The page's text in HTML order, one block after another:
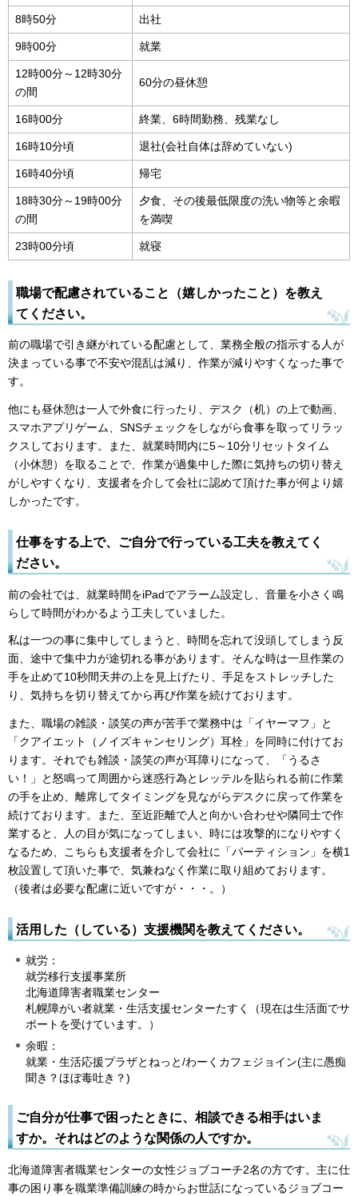
8時50分 出社
9時00分 就業
12時00分～12時30分
の間
60分の昼休憩
16時00分 終業、6時間勤務、残業なし
16時10分頃 退社(会社自体は辞めていない)
16時40分頃 帰宅
18時30分～19時00分
の間
夕食、その後最低限度の洗い物等と余暇
を満喫
23時00分頃 就寝
職場で配慮されていること（嬉しかったこと）を教え
てください。
前の職場で引き継がれている配慮として、業務全般の指示する人が
決まっている事で不安や混乱は減り、作業が減りやすくなった事で
す。
他にも昼休憩は一人で外食に行ったり、デスク（机）の上で動画、
スマホアプリゲーム、SNSチェックをしながら食事を取ってリラッ
クスしております。また、就業時間内に5～10分リセットタイム
（小休憩）を取ることで、作業が過集中した際に気持ちの切り替え
がしやすくなり、支援者を介して会社に認めて頂けた事が何より嬉
しかったです。
仕事をする上で、ご自分で行っている工夫を教えてく
ださい。
前の会社では、就業時間をiPadでアラーム設定し、音量を小さく鳴
らして時間がわかるよう工夫していました。
私は一つの事に集中してしまうと、時間を忘れて没頭してしまう反
面、途中で集中力が途切れる事があります。そんな時は一旦作業の
手を止めて10秒間天井の上を見上げたり、手足をストレッチした
り、気持ちを切り替えてから再び作業を続けております。
また、職場の雑談・談笑の声が苦手で業務中は「イヤーマフ」と
「クアイエット（ノイズキャンセリング）耳栓」を同時に付けてお
ります。それでも雑談・談笑の声が耳障りになって、「うるさ
い！」と怒鳴って周囲から迷惑行為とレッテルを貼られる前に作業
の手を止め、離席してタイミングを見ながらデスクに戻って作業を
続けております。また、至近距離で人と向かい合わせや隣同士で作
業すると、人の目が気になってしまい、時には攻撃的になりやすく
なるため、こちらも支援者を介して会社に「パーティション」を横1
枚設置して頂いた事で、気兼ねなく作業に取り組めております。
（後者は必要な配慮に近いですが・・・。）
活用した（している）支援機関を教えてください。
就労：
就労移行支援事業所
北海道障害者職業センター
札幌障がい者就業・生活支援センターたすく（現在は生活面でサ
ポートを受けています。）
余暇：
就業・生活応援プラザとねっと/わーくカフェジョイン(主に愚痴
聞き？ほぼ毒吐き？)
ご自分が仕事で困ったときに、相談できる相手はいま
すか。それはどのような関係の人ですか。
北海道障害者職業センターの女性ジョブコーチ2名の方です。主に仕
事の困り事を職業準備訓練の時からお世話になっているジョブコー